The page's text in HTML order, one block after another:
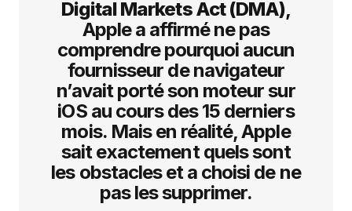
Digital Markets Act (DMA),
Apple a affirmé ne pas
comprendre pourquoi aucun
fournisseur de navigateur
n’avait porté son moteur sur
iOS au cours des 15 derniers
mois. Mais en réalité, Apple
sait exactement quels sont
les obstacles et a choisi de ne
pas les supprimer.